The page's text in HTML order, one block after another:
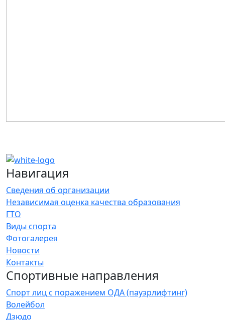
Навигация
Сведения об организации
Независимая оценка качества образования
ГТО
Виды спорта
Фотогалерея
Новости
Контакты
Спортивные направления
Спорт лиц с поражением ОДА (пауэрлифтинг)
Волейбол
Дзюдо